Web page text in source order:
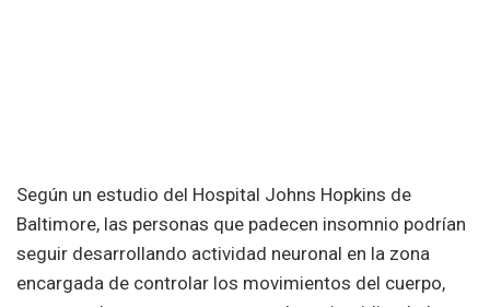
Según un estudio del Hospital Johns Hopkins de
Baltimore, las personas que padecen insomnio podrían
seguir desarrollando actividad neuronal en la zona
encargada de controlar los movimientos del cuerpo,